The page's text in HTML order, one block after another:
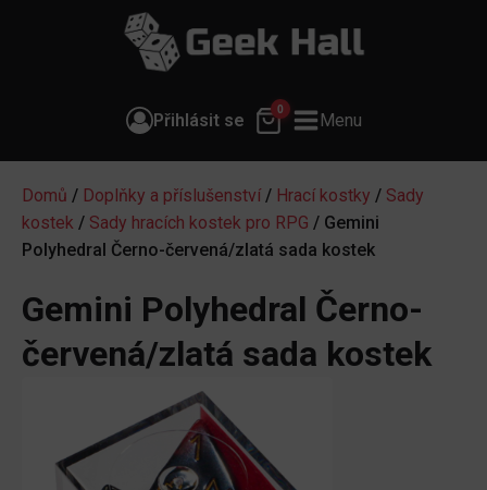
Přihlásit se
0
Menu
Domů / Doplňky a příslušenství / Hrací kostky / Sady
kostek / Sady hracích kostek pro RPG / Gemini
Polyhedral Černo-červená/zlatá sada kostek
Gemini Polyhedral Černo-
červená/zlatá sada kostek